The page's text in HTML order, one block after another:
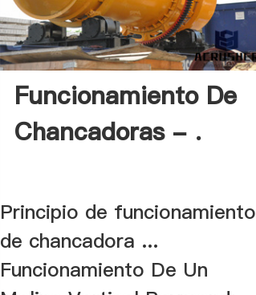
Funcionamiento De
Chancadoras - .
Principio de funcionamiento
de chancadora ...
Funcionamiento De Un